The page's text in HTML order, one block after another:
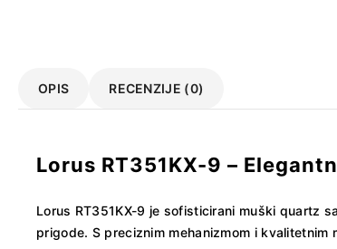
OPIS RECENZIJE (0)
Lorus RT351KX-9 –
Lorus RT351KX-9 je sofisticirani muški quartz
prigode. S preciznim mehanizmom i